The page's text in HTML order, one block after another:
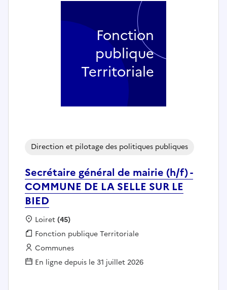
Secrétaire général de mairie (h/f) -
COMMUNE DE LA SELLE SUR LE
BIED
Direction et pilotage des politiques publiques
Localisation :
Loiret(45)
Fonction publique :
Fonction publique Territoriale
Employeur :
Communes
En ligne depuis le 31 juillet 2026
Fonction
publique
Territoriale